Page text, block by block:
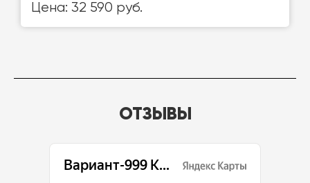
Цена: 32 590 руб.
ОТЗЫВЫ